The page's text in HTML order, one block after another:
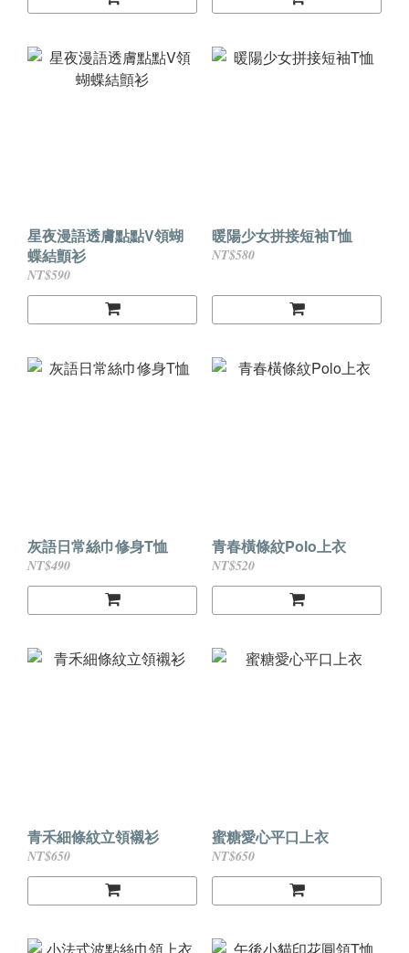
星夜漫語透膚點點V領蝴
蝶結顫衫
NT$590
暖陽少女拼接短袖T恤
NT$580
灰語日常絲巾修身T恤
NT$490
青春橫條紋Polo上衣
NT$520
青禾細條紋立領襯衫
NT$650
蜜糖愛心平口上衣
NT$650